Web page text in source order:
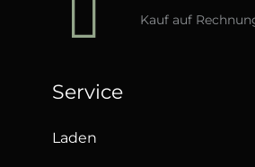
Kauf auf
Service
Laden